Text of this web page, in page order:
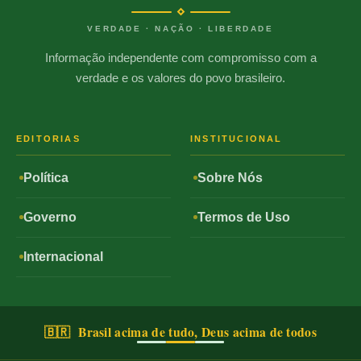
VERDADE · NAÇÃO · LIBERDADE
Informação independente com compromisso com a
verdade e os valores do povo brasileiro.
EDITORIAS
Política
Governo
Internacional
INSTITUCIONAL
Sobre Nós
Termos de Uso
🇧🇷 Brasil acima de tudo, Deus acima de todos